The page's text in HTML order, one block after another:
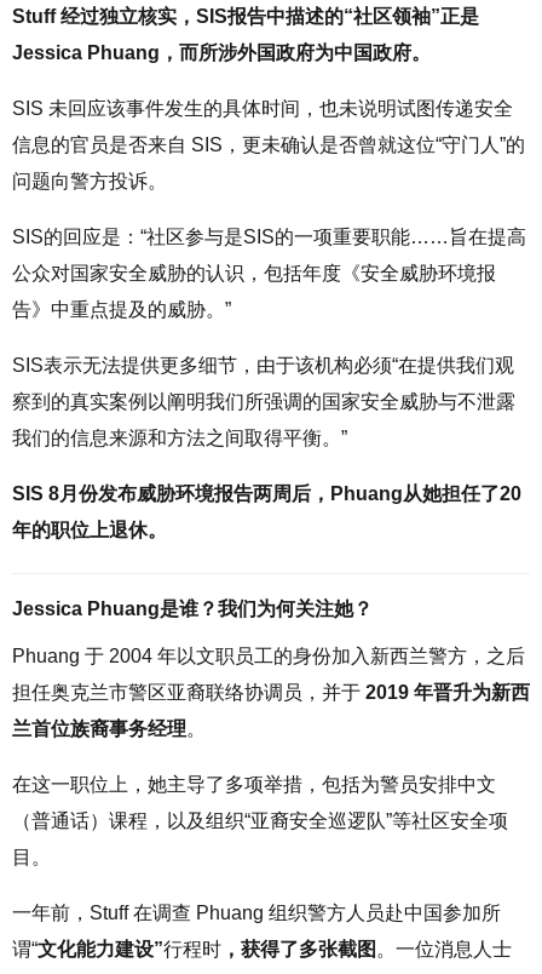
Stuff 经过独立核实，SIS报告中描述的“社区领袖”正是
Jessica Phuang，而所涉外国政府为中国政府。
SIS 未回应该事件发生的具体时间，也未说明试图传递安全
信息的官员是否来自 SIS，更未确认是否曾就这位“守门人”的
问题向警方投诉。
SIS的回应是：“社区参与是SIS的一项重要职能……旨在提高
公众对国家安全威胁的认识，包括年度《安全威胁环境报
告》中重点提及的威胁。”
SIS表示无法提供更多细节，由于该机构必须“在提供我们观
察到的真实案例以阐明我们所强调的国家安全威胁与不泄露
我们的信息来源和方法之间取得平衡。”
SIS 8月份发布威胁环境报告两周后，Phuang从她担任了20
年的职位上退休。
Jessica Phuang是谁？我们为何关注她？
Phuang 于 2004 年以文职员工的身份加入新西兰警方，之后
担任奥克兰市警区亚裔联络协调员，并于 2019 年晋升为新西
兰首位族裔事务经理。
在这一职位上，她主导了多项举措，包括为警员安排中文
（普通话）课程，以及组织“亚裔安全巡逻队”等社区安全项
目。
一年前，Stuff 在调查 Phuang 组织警方人员赴中国参加所
谓“文化能力建设”行程时 ，获得了多张截图 。一位消息人士